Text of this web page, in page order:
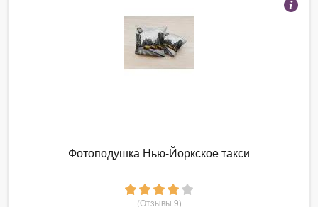
Фотоподушка Нью-Йоркское такси
(Отзывы 9)